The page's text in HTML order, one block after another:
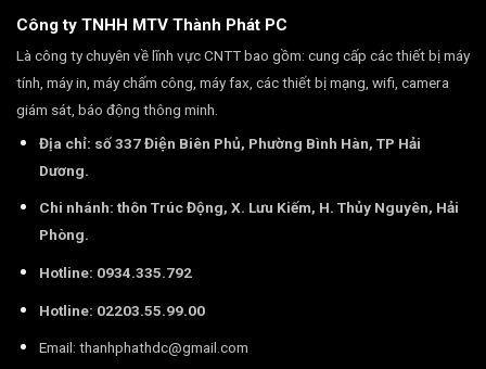
Công ty TNHH MTV Thành Phát PC
Là công ty chuyên về lĩnh vực CNTT bao gồm: cung cấp các thiết bị máy
tính, máy in, máy chấm công, máy fax, các thiết bị mạng, wifi, camera
giám sát, báo động thông minh.
Địa chỉ: số 337 Điện Biên Phủ, Phường Bình Hàn, TP Hải
Dương.
Chi nhánh: thôn Trúc Động, X. Lưu Kiếm, H. Thủy Nguyên, Hải
Phòng.
Hotline: 0934.335.792
Hotline: 02203.55.99.00
Email: thanhphathdc@gmail.com